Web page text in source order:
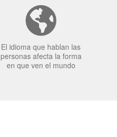
El idioma que hablan las
personas afecta la forma
en que ven el mundo